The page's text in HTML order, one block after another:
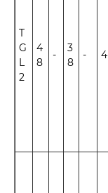
T
G
L
2
4
8
-
3
8
- 4